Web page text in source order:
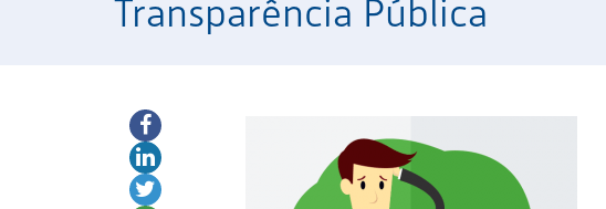
Transparência Pública